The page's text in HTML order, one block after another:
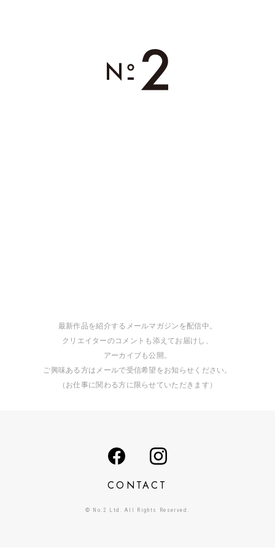
最新作品を紹介するメールマガジンを配信中。
クリエイターのコメントも添えてお届けし、
アーカイブも公開。
ご興味ある方はメールで受信希望をお知らせください。
（お仕事に関わる方に限らせていただきます）
CONTACT
© No.2 Ltd. All Rights Reserved.